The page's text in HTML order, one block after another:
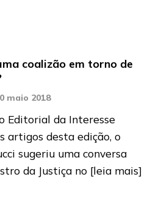
coalizão em torno de
maio 2018
Editorial da Interesse
artigos desta edição, o
sugeriu uma conversa
da Justiça no [leia mais]